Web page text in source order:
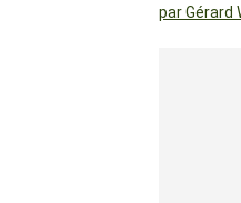
par Gérard